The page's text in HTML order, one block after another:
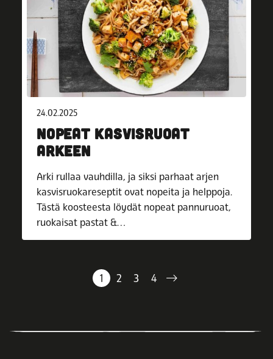
24.02.2025
NOPEAT KASVISRUOAT
ARKEEN
Arki rullaa vauhdilla, ja siksi parhaat arjen
kasvisruokareseptit ovat nopeita ja helppoja.
Tästä koosteesta löydät nopeat pannuruoat,
ruokaisat pastat &…
1 2 3 4